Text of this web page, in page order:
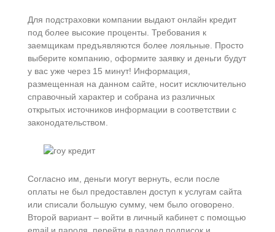
Для подстраховки компании выдают онлайн кредит
под более высокие проценты. Требования к
заемщикам предъявляются более лояльные. Просто
выберите компанию, оформите заявку и деньги будут
у вас уже через 15 минут! Информация,
размещенная на данном сайте, носит исключительно
справочный характер и собрана из различных
открытых источников информации в соответствии с
законодательством.
Согласно им, деньги могут вернуть, если после
оплаты не был предоставлен доступ к услугам сайта
или списали большую сумму, чем было оговорено.
Второй вариант – войти в личный кабинет с помощью